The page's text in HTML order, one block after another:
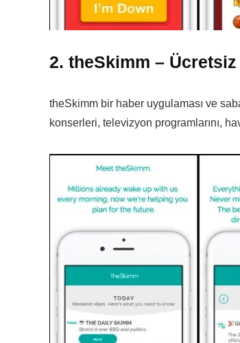
2. theSkimm – Ücretsiz
theSkimm bir haber uygulaması ve
konserleri, televizyon programlarını,